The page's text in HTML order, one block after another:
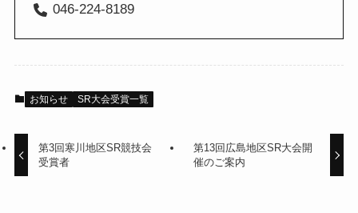
046-224-8189
お知らせ SR大会受賞一覧
第3回寒川地区SR競技会
受賞者
第13回広島地区SR大会開
催のご案内